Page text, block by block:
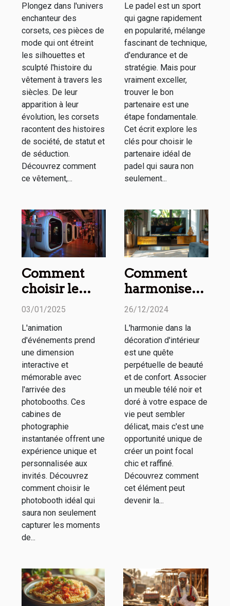
siècles
Plongez dans l'univers
enchanteur des
corsets, ces pièces de
mode qui ont étreint
les silhouettes et
sculpté l'histoire du
vêtement à travers les
siècles. De leur
apparition à leur
évolution, les corsets
racontent des histoires
de société, de statut et
de séduction.
Découvrez comment
ce vêtement,...
améliorer
votre jeu
Le padel est un sport
qui gagne rapidement
en popularité, mélange
fascinant de technique,
d'endurance et de
stratégie. Mais pour
vraiment exceller,
trouver le bon
partenaire est une
étape fondamentale.
Cet écrit explore les
clés pour choisir le
partenaire idéal de
padel qui saura non
seulement...
Comment
choisir le
meilleur
pour votre
événement
spécial
03/01/2025
L'animation
d'événements prend
une dimension
interactive et
mémorable avec
l'arrivée des
photobooths. Ces
cabines de
photographie
instantanée offrent une
expérience unique et
personnalisée aux
invités. Découvrez
comment choisir le
photobooth idéal qui
saura non seulement
capturer les moments
de...
Comment
harmoniser
un meuble
doré avec
votre décor
26/12/2024
L'harmonie dans la
décoration d'intérieur
est une quête
perpétuelle de beauté
et de confort. Associer
un meuble télé noir et
doré à votre espace de
vie peut sembler
délicat, mais c'est une
opportunité unique de
créer un point focal
chic et raffiné.
Découvrez comment
cet élément peut
devenir la...